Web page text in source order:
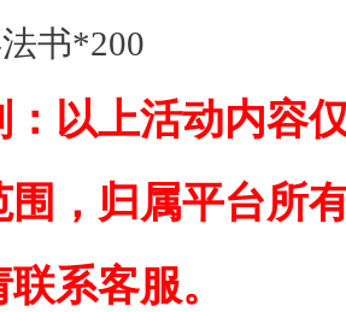
书*200
：以上活动内容
围，归属平台所
系客服。